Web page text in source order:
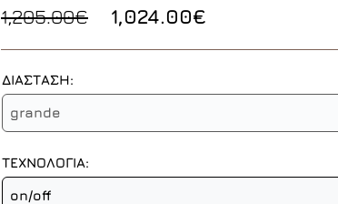
1,205.00€ 1,024.00€
ΔΙΑΣΤΑΣΗ:
grande
ΤΕΧΝΟΛΟΓΙΑ:
on/off